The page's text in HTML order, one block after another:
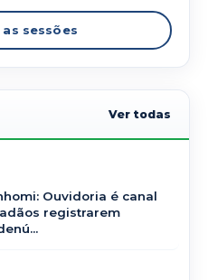
sessões
Ver todas
Ouvidoria é canal
registrarem